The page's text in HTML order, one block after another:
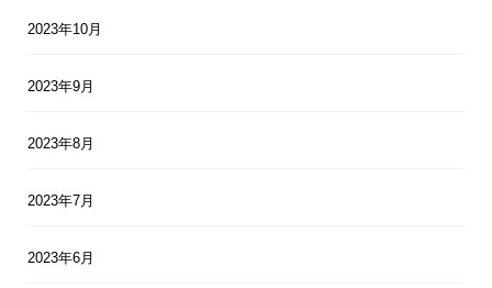
2023年10月
2023年9月
2023年8月
2023年7月
2023年6月